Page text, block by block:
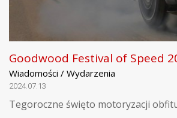
Goodwood Festival of Speed
Wiadomości / Wydarzenia
2024.07.13
Tegoroczne święto motoryzacji